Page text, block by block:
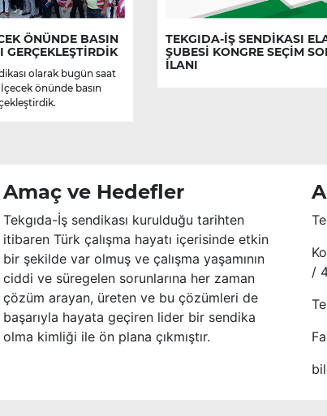
ÖNÜNDE BASIN
GERÇEKLEŞTİRDİK
olarak bugün saat
İçecek önünde basın
TEKGIDA-İŞ SENDİKASI
ŞUBESİ KONGRE SEÇİM
İLANI
Amaç ve Hedefler
Tekgıda-İş sendikası kurulduğu tarihten
itibaren Türk çalışma hayatı içerisinde etkin
bir şekilde var olmuş ve çalışma yaşamının
ciddi ve süregelen sorunlarına her zaman
çözüm arayan, üreten ve bu çözümleri de
başarıyla hayata geçiren lider bir sendika
olma kimliği ile ön plana çıkmıştır.
/